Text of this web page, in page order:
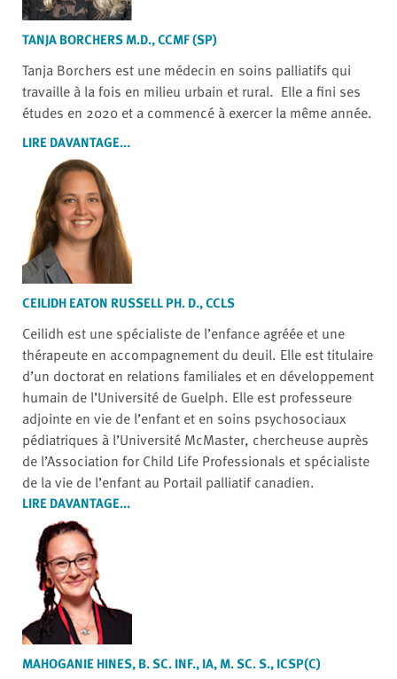
TANJA BORCHERS M.D., CCMF (SP)
Tanja Borchers est une médecin en soins palliatifs qui
travaille à la fois en milieu urbain et rural. Elle a fini ses
études en 2020 et a commencé à exercer la même année.
LIRE DAVANTAGE...
CEILIDH EATON RUSSELL PH. D., CCLS
Ceilidh est une spécialiste de l’enfance agréée et une
thérapeute en accompagnement du deuil. Elle est titulaire
d’un doctorat en relations familiales et en développement
humain de l’Université de Guelph. Elle est professeure
adjointe en vie de l’enfant et en soins psychosociaux
pédiatriques à l’Université McMaster, chercheuse auprès
de l’Association for Child Life Professionals et spécialiste
de la vie de l’enfant au Portail palliatif canadien.
LIRE DAVANTAGE...
MAHOGANIE HINES, B. SC. INF., IA, M. SC. S., ICSP(C)